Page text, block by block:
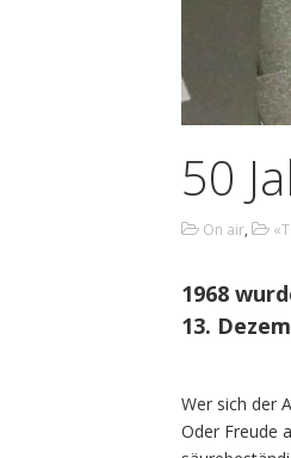
50
On air,
1968
13.
Wer sich der
Oder Freude